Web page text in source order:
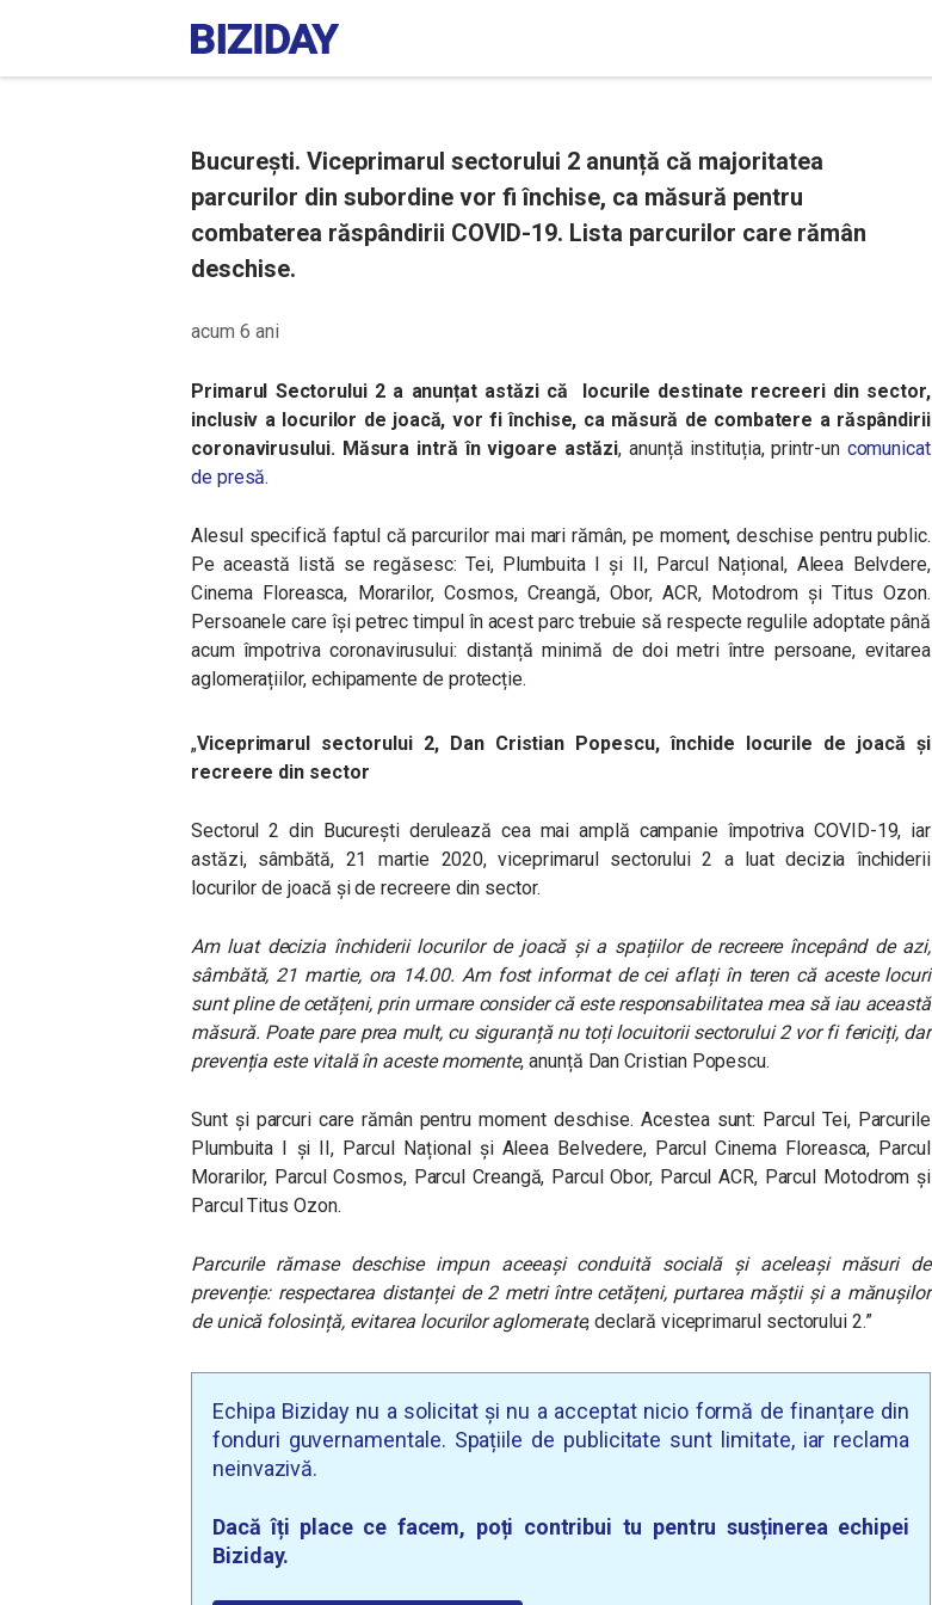
București. Viceprimarul sectorului 2 anunță că majoritatea
parcurilor din subordine vor fi închise, ca măsură pentru
combaterea răspândirii COVID-19. Lista parcurilor care rămân
deschise.
acum 6 ani
Primarul Sectorului 2 a anunțat astăzi că locurile destinate recreeri din sector,
inclusiv a locurilor de joacă, vor fi închise, ca măsură de combatere a răspândirii
coronavirusului. Măsura intră în vigoare astăzi, anunță instituția, printr-un comunicat
de presă.
Alesul specifică faptul că parcurilor mai mari rămân, pe moment, deschise pentru public.
Pe această listă se regăsesc: Tei, Plumbuita I și II, Parcul Național, Aleea Belvdere,
Cinema Floreasca, Morarilor, Cosmos, Creangă, Obor, ACR, Motodrom și Titus Ozon.
Persoanele care își petrec timpul în acest parc trebuie să respecte regulile adoptate până
acum împotriva coronavirusului: distanță minimă de doi metri între persoane, evitarea
aglomerațiilor, echipamente de protecție.
„Viceprimarul sectorului 2, Dan Cristian Popescu, închide locurile de joacă și
recreere din sector
Sectorul 2 din București derulează cea mai amplă campanie împotriva COVID-19, iar
astăzi, sâmbătă, 21 martie 2020, viceprimarul sectorului 2 a luat decizia închiderii
locurilor de joacă și de recreere din sector.
Am luat decizia închiderii locurilor de joacă și a spațiilor de recreere începând de azi,
sâmbătă, 21 martie, ora 14.00. Am fost informat de cei aflați în teren că aceste locuri
sunt pline de cetățeni, prin urmare consider că este responsabilitatea mea să iau această
măsură. Poate pare prea mult, cu siguranță nu toți locuitorii sectorului 2 vor fi fericiți, dar
prevenția este vitală în aceste momente, anunță Dan Cristian Popescu.
Sunt și parcuri care rămân pentru moment deschise. Acestea sunt: Parcul Tei, Parcurile
Plumbuita I și II, Parcul Național și Aleea Belvedere, Parcul Cinema Floreasca, Parcul
Morarilor, Parcul Cosmos, Parcul Creangă, Parcul Obor, Parcul ACR, Parcul Motodrom și
Parcul Titus Ozon.
Parcurile rămase deschise impun aceeași conduită socială și aceleași măsuri de
prevenție: respectarea distanței de 2 metri între cetățeni, purtarea măștii și a mănușilor
de unică folosință, evitarea locurilor aglomerate, declară viceprimarul sectorului 2.”
Echipa Biziday nu a solicitat și nu a acceptat nicio formă de finanțare din
fonduri guvernamentale. Spațiile de publicitate sunt limitate, iar reclama
neinvazivă.
Dacă îți place ce facem, poți contribui tu pentru susținerea echipei
Biziday.